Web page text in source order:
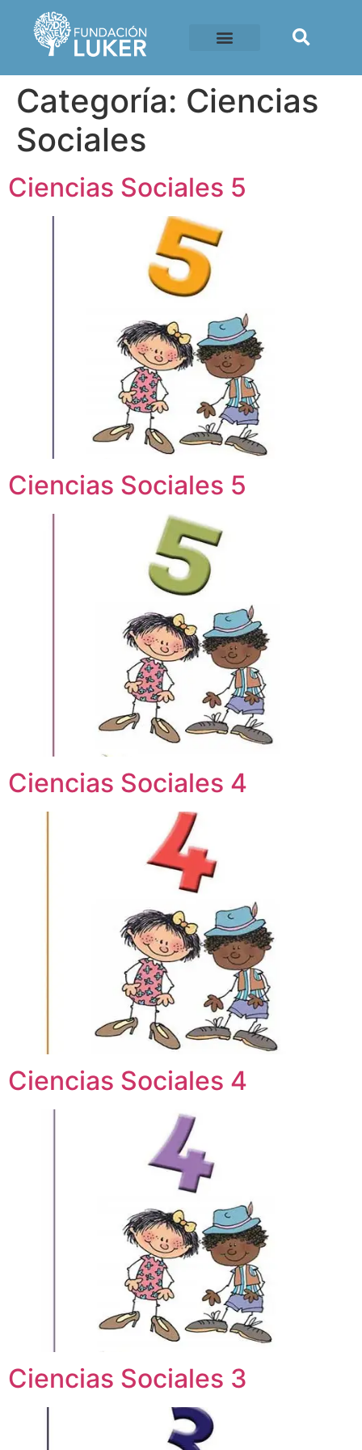
Categoría: Ciencias
Sociales
Ciencias Sociales 5
Ciencias Sociales 5
Ciencias Sociales 4
Ciencias Sociales 4
Ciencias Sociales 3